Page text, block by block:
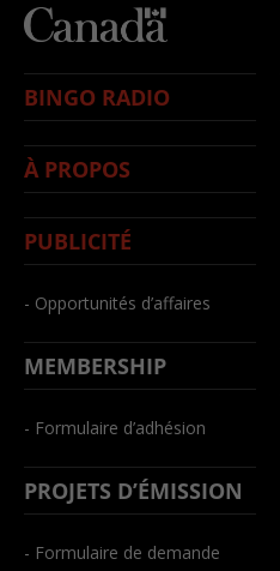
BINGO RADIO
À PROPOS
PUBLICITÉ
- Opportunités d’affaires
MEMBERSHIP
- Formulaire d’adhésion
PROJETS D’ÉMISSION
- Formulaire de demande